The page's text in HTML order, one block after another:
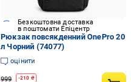
Безкоштовна доставка
в поштомати Епіцентр
Рюкзак повсякденний OnePro 20
л Чорний (74077)
оцінити
999 -210 ₴